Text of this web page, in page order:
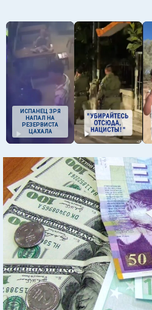
ИСПАНЕЦ ЗРЯ
НАПАЛ НА
РЕЗЕРВИСТА
ЦАХАЛА